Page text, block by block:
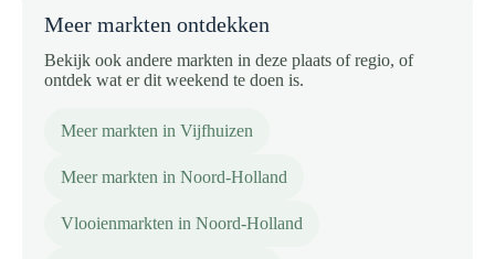
Meer markten ontdekken
Bekijk ook andere markten in deze plaats of regio, of
ontdek wat er dit weekend te doen is.
Meer markten in Vijfhuizen
Meer markten in Noord-Holland
Vlooienmarkten in Noord-Holland